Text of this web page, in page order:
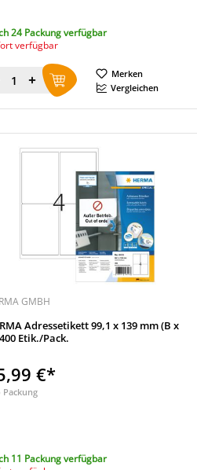
24 Packung verfügbar
verfügbar
Merken
Vergleichen
GMBH
Adressetikett 99,1 x 139 mm (B x
Etik./Pack.
€*
Packung
11 Packung verfügbar